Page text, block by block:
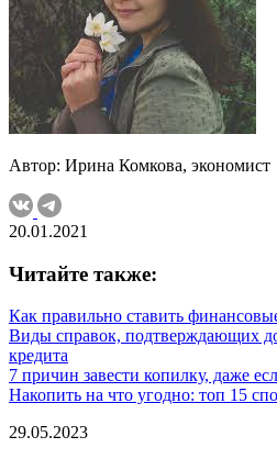
Автор: Ирина Комкова, экономист
20.01.2021
Читайте также:
Как правильно ставить
Виды справок, подтверждающих
кредита
7 причин завести копилку, даже
Накопить на что угодно: топ 15
29.05.2023